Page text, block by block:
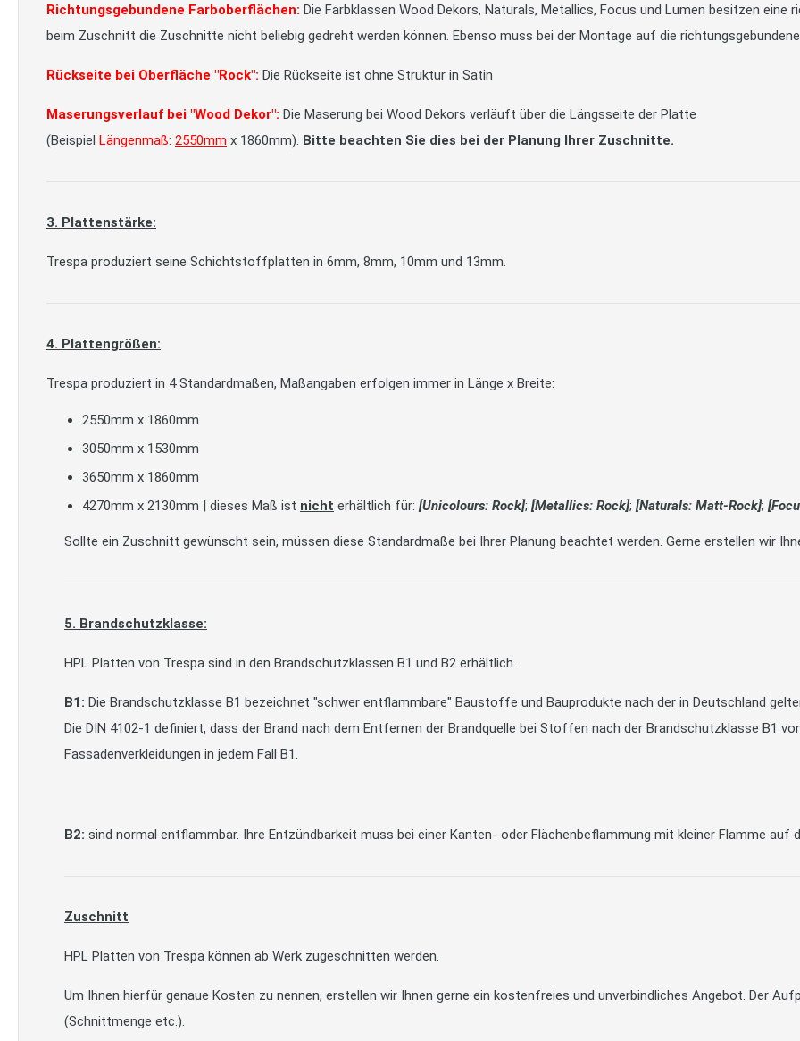
Richtungsgebundene Farboberflächen: Die Farbklassen Wood Dekors, Naturals, Metallics, Focus und Lumen besitzen eine
beim Zuschnitt die Zuschnitte nicht beliebig gedreht werden können. Ebenso muss bei der Montage auf die
Rückseite bei Oberfläche "Rock": Die Rückseite ist ohne Struktur in Satin
Maserungsverlauf bei "Wood Dekor": Die Maserung bei Wood Dekors verläuft über die Längsseite der Platte
(Beispiel Längenmaß: 2550mm x 1860mm). Bitte beachten Sie dies bei der Planung Ihrer Zuschnitte.
3. Plattenstärke:
Trespa produziert seine Schichtstoffplatten in 6mm, 8mm, 10mm und 13mm.
4. Plattengrößen:
Trespa produziert in 4 Standardmaßen, Maßangaben erfolgen immer in Länge x Breite:
2550mm x 1860mm
3050mm x 1530mm
3650mm x 1860mm
4270mm x 2130mm | dieses Maß ist nicht erhältlich für: [Unicolours: Rock]; [Metallics: Rock]; [Naturals: Matt-Rock];
Sollte ein Zuschnitt gewünscht sein, müssen diese Standardmaße bei Ihrer Planung beachtet werden. Gerne erstellen wir
5. Brandschutzklasse:
HPL Platten von Trespa sind in den Brandschutzklassen B1 und B2 erhältlich.
B1: Die Brandschutzklasse B1 bezeichnet "schwer entflammbare" Baustoffe und Bauprodukte nach der in Deutschland
Die DIN 4102-1 definiert, dass der Brand nach dem Entfernen der Brandquelle bei Stoffen nach der Brandschutzklasse B1
Fassadenverkleidungen in jedem Fall B1.
B2: sind normal entflammbar. Ihre Entzündbarkeit muss bei einer Kanten- oder Flächenbeflammung mit kleiner Flamme auf
Zuschnitt
HPL Platten von Trespa können ab Werk zugeschnitten werden.
Um Ihnen hierfür genaue Kosten zu nennen, erstellen wir Ihnen gerne ein kostenfreies und unverbindliches Angebot. Der
(Schnittmenge etc.).